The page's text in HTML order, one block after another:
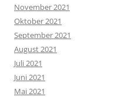
November 2021
Oktober 2021
September 2021
August 2021
Juli 2021
Juni 2021
Mai 2021